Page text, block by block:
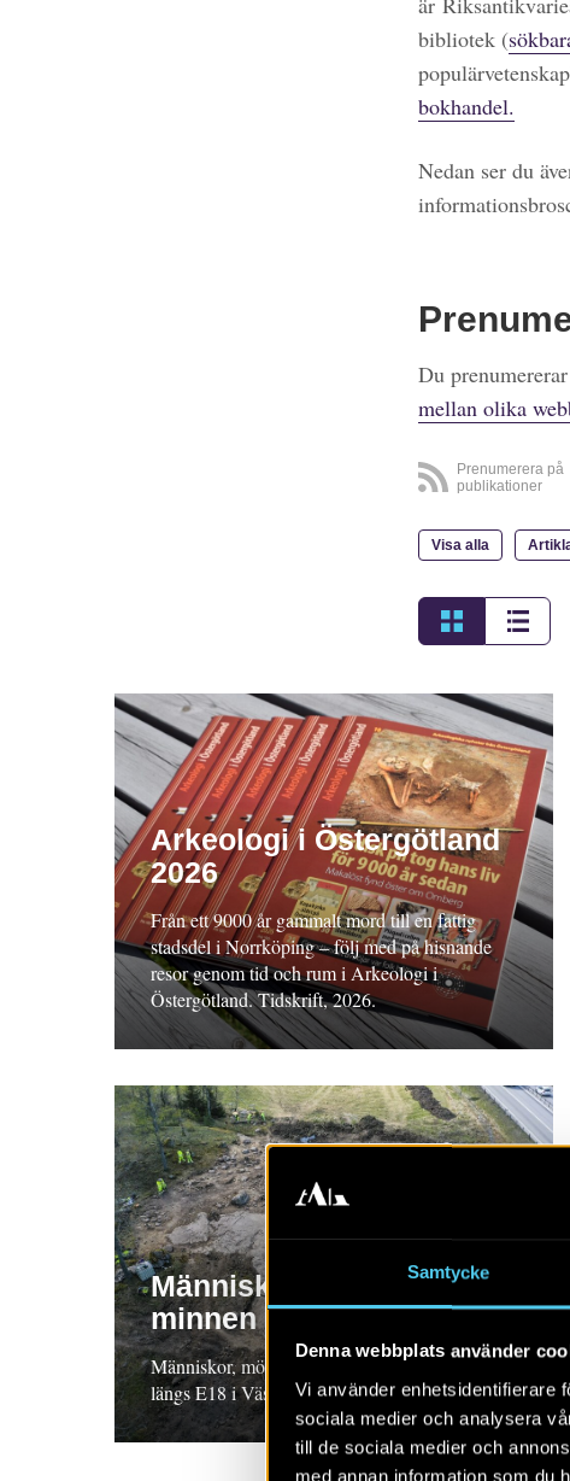
Samtycke
Denna webbplats använder
Vi använder enhetsidentifierare
sociala medier och analysera
till de sociala medier och
med annan information som du
bibliotek (
bokhandel.
Nedan ser du
Du
mellan olika
Prenumerera på
publikationer
Visa alla
Arkeologi i Östergötland
2026
Från ett 9000 år gammalt mord till en fattig
stadsdel i Norrköping – följ med på hisnande
resor genom tid och rum i Arkeologi i
Östergötland. Tidskrift, 2026.
Människor, möten och
minnen
Människor, möten och minnen – arkeologi
längs E18 i Västmanland. Bok/Tidskrift. 2025.